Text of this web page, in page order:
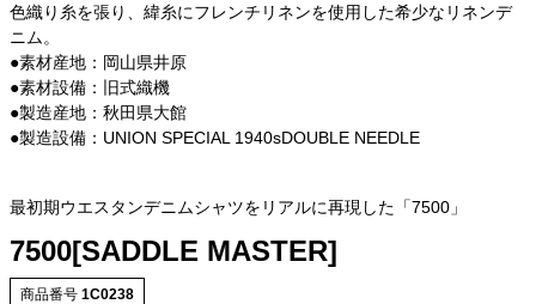
色織り糸を張り、緯糸にフレンチリネンを使用した希少なリネンデ
ニム。
●素材産地：岡山県井原
●素材設備：旧式織機
●製造産地：秋田県大館
●製造設備：UNION SPECIAL 1940sDOUBLE NEEDLE
最初期ウエスタンデニムシャツをリアルに再現した「7500」
7500[SADDLE MASTER]
商品番号 1C0238